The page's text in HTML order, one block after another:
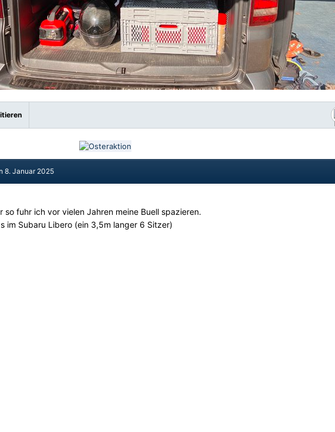
8. Januar 2025
so fuhr ich vor vielen Jahren meine Buell spazieren.
im Subaru Libero (ein 3,5m langer 6 Sitzer)